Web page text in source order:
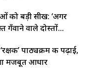
को बड़ी सीख: ‘अगर
गँवाने वाले दोस्तों...
पाठ्यक्रम की पढ़ाई,
मजबूत आधार